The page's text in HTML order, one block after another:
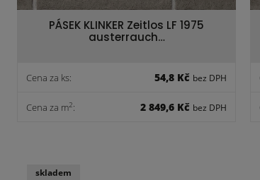
PÁSEK KLINKER Zeitlos LF 1975
austerrauch…
Cena za ks: 54,8 Kč bez DPH
Cena za m2: 2 849,6 Kč bez DPH
skladem